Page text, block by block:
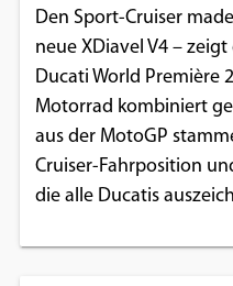
Den Sport-Cruiser
neue XDiavel V4 –
Ducati World Première
Motorrad kombiniert
aus der MotoGP
Cruiser-Fahrposition
die alle Ducatis